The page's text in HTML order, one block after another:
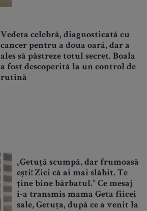
Vedeta celebră, diagnosticată cu
cancer pentru a doua oară, dar a
ales să păstreze totul secret. Boala
a fost descoperită la un control de
rutină
„Getuță scumpă, dar frumoasă
ești! Zici că ai mai slăbit. Te
ține bine bărbatul.” Ce mesaj
i-a transmis mama Geta fiicei
sale, Getuța, după ce a venit la